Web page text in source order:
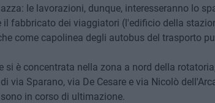
le lavorazioni, dunque, interesseranno lo
fabbricato dei viaggiatori (l'edificio della
come capolinea degli autobus del trasporto
si è concentrata nella zona a nord della rotatoria,
via Sparano, via De Cesare e via Nicolò
in corso di ultimazione.